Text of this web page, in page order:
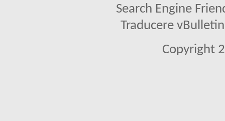
Search Engine
Traducere
Copyright